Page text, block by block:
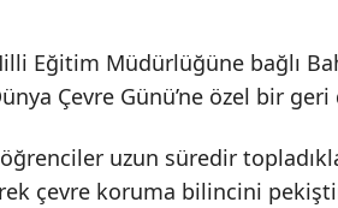
Eğitim Müdürlüğüne bağlı
Çevre Günü’ne özel bir
uzun süredir
çevre koruma bilincini